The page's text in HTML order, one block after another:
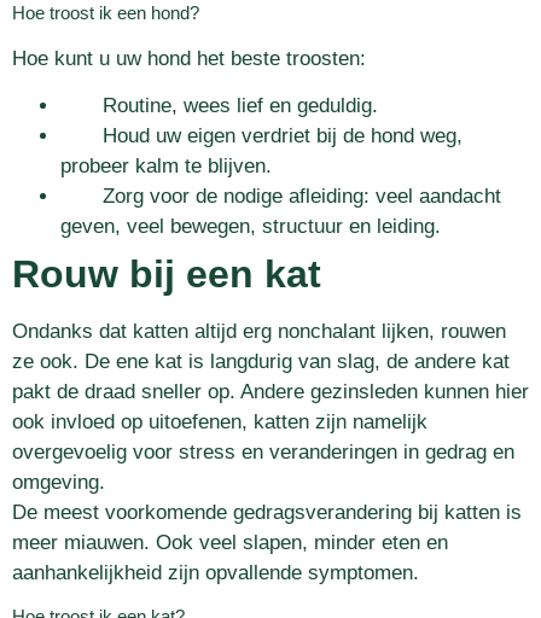
Hoe troost ik een hond?
Hoe kunt u uw hond het beste troosten:
Routine, wees lief en geduldig.
Houd uw eigen verdriet bij de hond weg,
probeer kalm te blijven.
Zorg voor de nodige afleiding: veel aandacht
geven, veel bewegen, structuur en leiding.
Rouw bij een kat
Ondanks dat katten altijd erg nonchalant lijken, rouwen
ze ook. De ene kat is langdurig van slag, de andere kat
pakt de draad sneller op. Andere gezinsleden kunnen hier
ook invloed op uitoefenen, katten zijn namelijk
overgevoelig voor stress en veranderingen in gedrag en
omgeving.
De meest voorkomende gedragsverandering bij katten is
meer miauwen. Ook veel slapen, minder eten en
aanhankelijkheid zijn opvallende symptomen.